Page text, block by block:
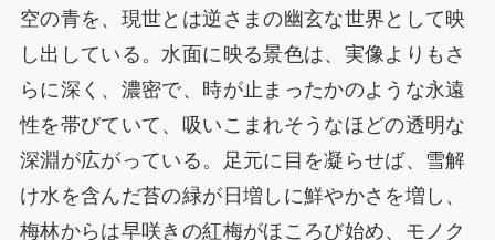
空の青を、現世とは逆さまの幽玄な世界として映
し出している。水面に映る景色は、実像よりもさ
らに深く、濃密で、時が止まったかのような永遠
性を帯びていて、吸いこまれそうなほどの透明な
深淵が広がっている。足元に目を凝らせば、雪解
け水を含んだ苔の緑が日増しに鮮やかさを増し、
梅林からは早咲きの紅梅がほころび始め、モノク